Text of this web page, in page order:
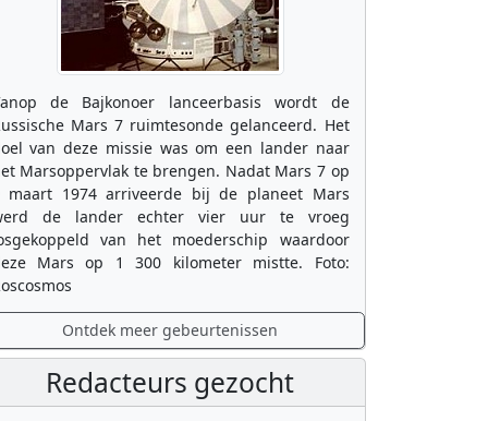
de Bajkonoer lanceerbasis wordt de
Mars 7 ruimtesonde gelanceerd. Het
van deze missie was om een lander naar
Marsoppervlak te brengen. Nadat Mars 7 op
maart 1974 arriveerde bij de planeet Mars
de lander echter vier uur te vroeg
van het moederschip waardoor
Mars op 1 300 kilometer mistte. Foto:
Ontdek meer gebeurtenissen
Redacteurs gezocht